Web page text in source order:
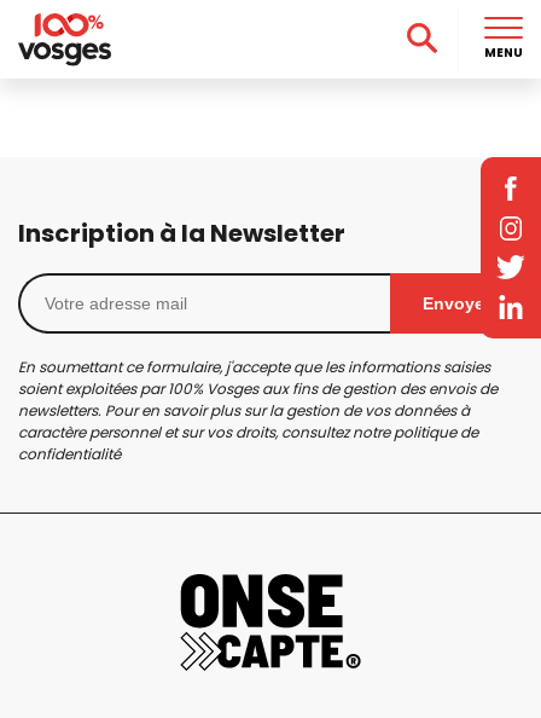
Inscription à la Newsletter
Envoyer
En soumettant ce formulaire, j'accepte que les informations saisies
soient exploitées par 100% Vosges aux fins de gestion des envois de
newsletters. Pour en savoir plus sur la gestion de vos données à
caractère personnel et sur vos droits, consultez notrepolitique de
confidentialité
MENU